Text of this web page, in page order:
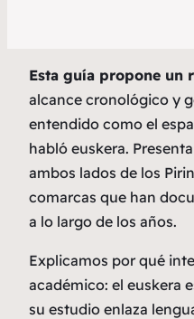
Esta guía propone un
alcance cronológico y
entendido como el
habló euskera.
ambos lados de los
comarcas que han
a lo largo de los años.
Explicamos por qué
académico: el euskera
su estudio enlaza